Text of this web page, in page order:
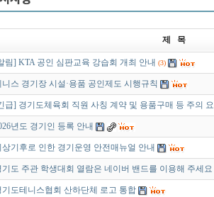
제 목
림] KTA 공인 심판교육 강습회 개최 안내 (3)
니스 경기장 시설·용품 공인제도 시행규칙
급] 경기도체육회 직원 사칭 계약 및 용품구매 등 주의
년도 경기인 등록 안내
상기후로 인한 경기운영 안전매뉴얼 안내
기도 주관 학생대회 열람은 네이버 밴드를 이용해 주세요
기도테니스협회 산하단체 로고 통합